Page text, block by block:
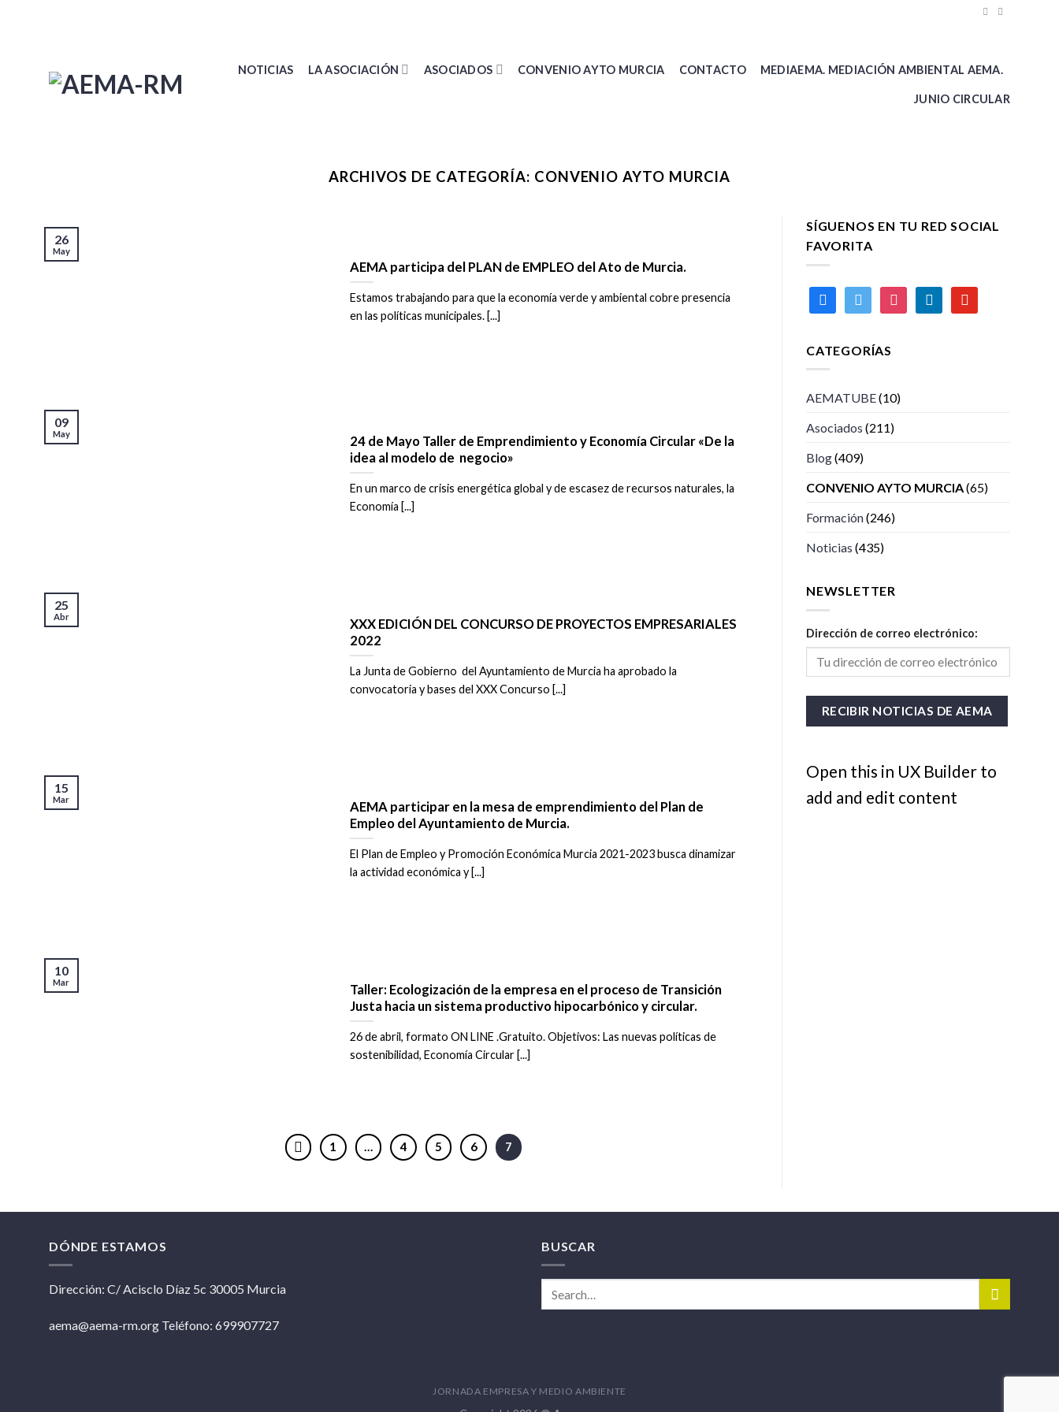
NOTICIAS LA ASOCIACIÓN ASOCIADOS CONVENIO AYTO MURCIA CONTACTO MEDIAEMA. MEDIACIÓN AMBIENTAL AEMA.
JUNIO CIRCULAR
ARCHIVOS DE CATEGORÍA: CONVENIO AYTO MURCIA
AEMA participa del PLAN de EMPLEO del Ato de Murcia.
Estamos trabajando para que la economía verde y ambiental cobre presencia
en las políticas municipales. [...]
26
May
24 de Mayo Taller de Emprendimiento y Economía Circular «De la
idea al modelo de negocio»
En un marco de crisis energética global y de escasez de recursos naturales, la
Economía [...]
09
May
XXX EDICIÓN DEL CONCURSO DE PROYECTOS EMPRESARIALES
2022
La Junta de Gobierno del Ayuntamiento de Murcia ha aprobado la
convocatoria y bases del XXX Concurso [...]
25
Abr
AEMA participar en la mesa de emprendimiento del Plan de
Empleo del Ayuntamiento de Murcia.
El Plan de Empleo y Promoción Económica Murcia 2021-2023 busca dinamizar
la actividad económica y [...]
15
Mar
Taller: Ecologización de la empresa en el proceso de Transición
Justa hacia un sistema productivo hipocarbónico y circular.
26 de abril, formato ON LINE .Gratuito. Objetivos: Las nuevas políticas de
sostenibilidad, Economía Circular [...]
10
Mar
1 … 4 5 6 7
SÍGUENOS EN TU RED SOCIAL
FAVORITA
facebooktwitter instagramlinkedin youtube
CATEGORÍAS
AEMATUBE(10)
Asociados (211)
Blog(409)
CONVENIO AYTO MURCIA(65)
Formación(246)
Noticias (435)
NEWSLETTER
Dirección de correo electrónico:
Open this in UX Builder to
add and edit content
DÓNDE ESTAMOS
Dirección: C/ Acisclo Díaz 5c 30005 Murcia
aema@aema-rm.org Teléfono: 699907727
BUSCAR
JORNADA EMPRESA Y MEDIO AMBIENTE